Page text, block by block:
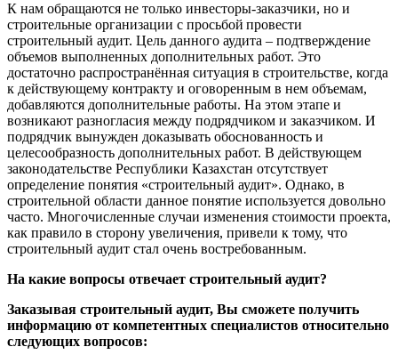
К нам обращаются не только инвесторы-заказчики, но и
строительные организации с просьбой провести
строительный аудит. Цель данного аудита – подтверждение
объемов выполненных дополнительных работ. Это
достаточно распространённая ситуация в строительстве, когда
к действующему контракту и оговоренным в нем объемам,
добавляются дополнительные работы. На этом этапе и
возникают разногласия между подрядчиком и заказчиком. И
подрядчик вынужден доказывать обоснованность и
целесообразность дополнительных работ. В действующем
законодательстве Республики Казахстан отсутствует
определение понятия «строительный аудит». Однако, в
строительной области данное понятие используется довольно
часто. Многочисленные случаи изменения стоимости проекта,
как правило в сторону увеличения, привели к тому, что
строительный аудит стал очень востребованным.
На какие вопросы отвечает строительный аудит?
Заказывая строительный аудит, Вы сможете получить
информацию от компетентных специалистов относительно
следующих вопросов: